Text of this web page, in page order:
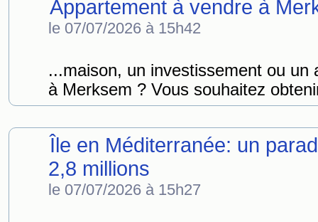
Appartement à vendre à
le 07/07/2026 à 15h42
...maison, un investissement ou un
à Merksem ? Vous souhaitez
Île en Méditerranée: un
2,8 millions
le 07/07/2026 à 15h27